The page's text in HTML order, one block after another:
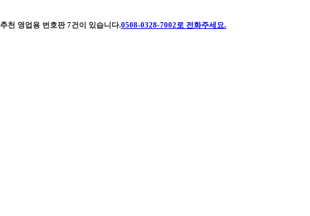
추천 영업용 번호판 7건이 있습니다.0508-0328-7002 로 전화주세요.